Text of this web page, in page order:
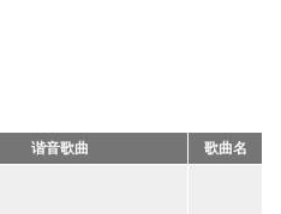
谐音歌曲 歌曲名